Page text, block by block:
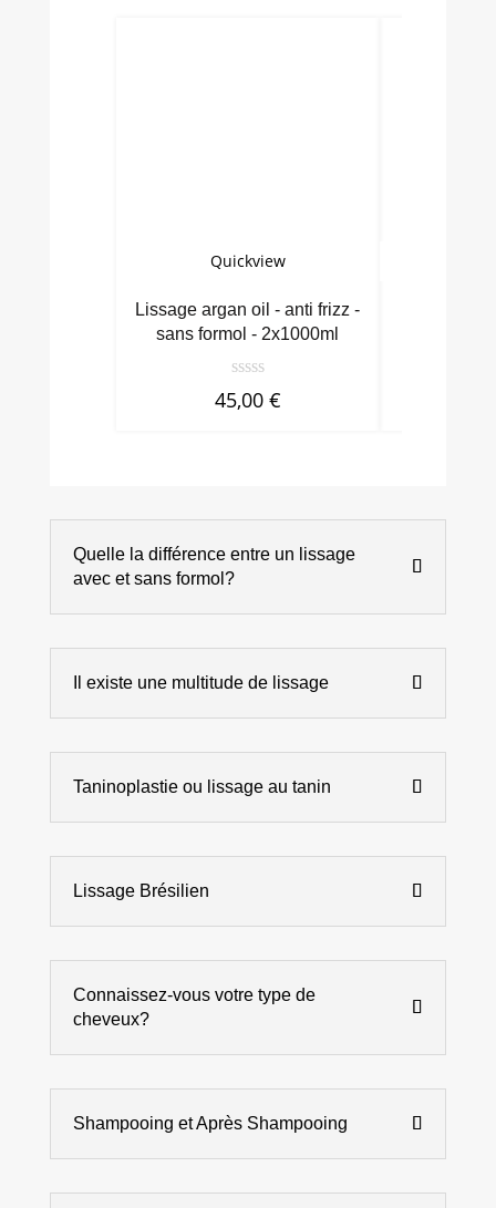
Quickview
Lissage argan oil - anti frizz -
sans formol - 2x1000ml
45,00 €
Quelle la différence entre un lissage
avec et sans formol?
Il existe une multitude de lissage
Taninoplastie ou lissage au tanin
Lissage Brésilien
Connaissez-vous votre type de
cheveux?
Shampooing et Après Shampooing